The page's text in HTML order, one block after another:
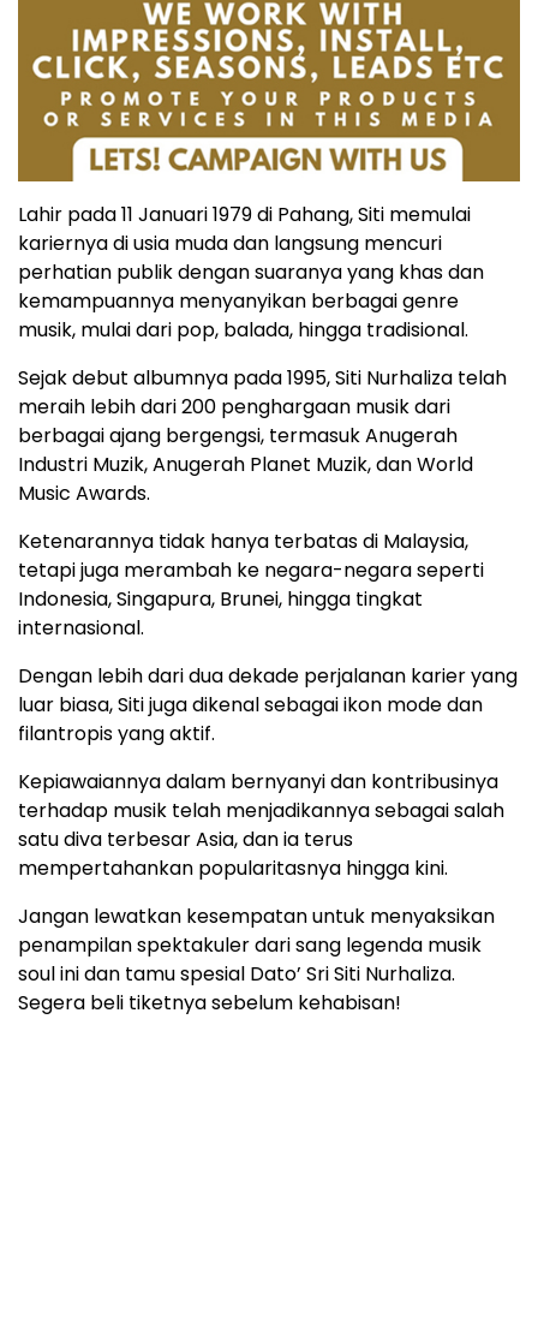
Lahir pada 11 Januari 1979 di Pahang, Siti memulai
kariernya di usia muda dan langsung mencuri
perhatian publik dengan suaranya yang khas dan
kemampuannya menyanyikan berbagai genre
musik, mulai dari pop, balada, hingga tradisional.
Sejak debut albumnya pada 1995, Siti Nurhaliza telah
meraih lebih dari 200 penghargaan musik dari
berbagai ajang bergengsi, termasuk Anugerah
Industri Muzik, Anugerah Planet Muzik, dan World
Music Awards.
Ketenarannya tidak hanya terbatas di Malaysia,
tetapi juga merambah ke negara-negara seperti
Indonesia, Singapura, Brunei, hingga tingkat
internasional.
Dengan lebih dari dua dekade perjalanan karier yang
luar biasa, Siti juga dikenal sebagai ikon mode dan
filantropis yang aktif.
Kepiawaiannya dalam bernyanyi dan kontribusinya
terhadap musik telah menjadikannya sebagai salah
satu diva terbesar Asia, dan ia terus
mempertahankan popularitasnya hingga kini.
Jangan lewatkan kesempatan untuk menyaksikan
penampilan spektakuler dari sang legenda musik
soul ini dan tamu spesial Dato’ Sri Siti Nurhaliza.
Segera beli tiketnya sebelum kehabisan!